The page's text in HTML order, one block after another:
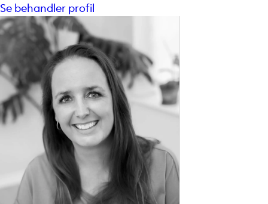
Se behandler profil